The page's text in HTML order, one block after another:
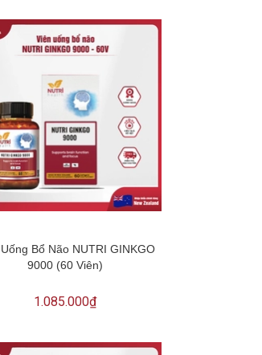
Bổ Não NUTRI GINKGO
9000 (60 Viên)
1.085.000₫